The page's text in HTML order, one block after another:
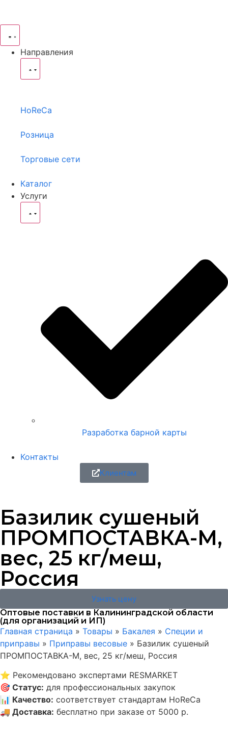
Направления
HoReCa
Розница
Торговые сети
Каталог
Услуги
Разработка барной карты
Контакты
Клиентам
Базилик сушеный
ПРОМПОСТАВКА-М,
вес, 25 кг/меш,
Россия
Узнать цену
Оптовые поставки в Калининградской области
(для организаций и ИП)
Главная страница » Товары » Бакалея » Специи и
приправы » Приправы весовые » Базилик сушеный
ПРОМПОСТАВКА-М, вес, 25 кг/меш, Россия
⭐ Рекомендовано экспертами RESMARKET
🎯 Статус: для профессиональных закупок
📊 Качество: соответствует стандартам HoReCa
🚚 Доставка: бесплатно при заказе от 5000 р.